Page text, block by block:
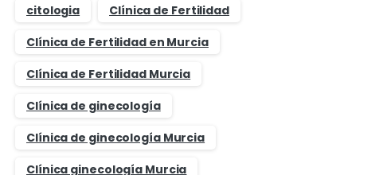
citologia
Clínica de Fertilidad
Clínica de Fertilidad en Murcia
Clínica de Fertilidad Murcia
Clínica de ginecología
Clínica de ginecología Murcia
Clínica ginecología Murcia